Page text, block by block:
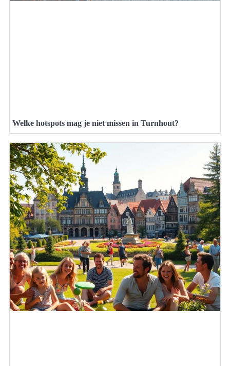
Welke hotspots mag je niet missen in Turnhout?